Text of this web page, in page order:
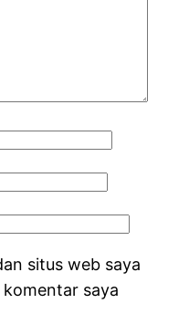
situs web saya
saya